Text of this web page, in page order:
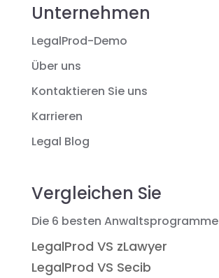
Unternehmen
LegalProd-Demo
Über uns
Kontaktieren Sie uns
Karrieren
Legal Blog
Vergleichen Sie
Die 6 besten Anwaltsprogramme
LegalProd VS zLawyer
LegalProd VS Secib